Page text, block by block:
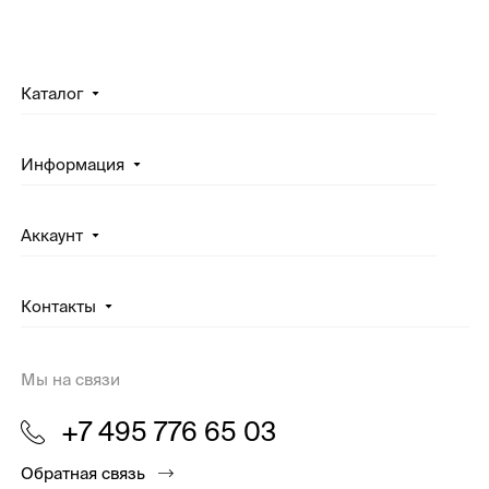
Каталог
Информация
Аккаунт
Контакты
Мы на связи
+7 495 776 65 03
Обратная связь